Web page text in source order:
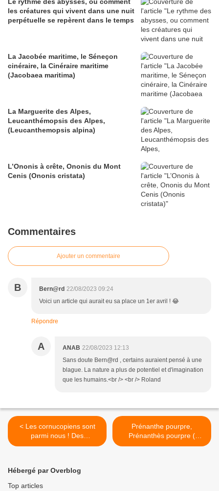
les créatures qui vivent dans une nuit
perpétuelle se repèrent dans le temps
La Jacobée maritime, le Séneçon
cinéraire, la Cinéraire maritime
(Jacobaea maritima)
La Marguerite des Alpes,
Leucanthémopsis des Alpes,
(Leucanthemopsis alpina)
L’Ononis à crête, Ononis du Mont
Cenis (Ononis cristata)
Commentaires
Ajouter un commentaire
B Bern@rd 22/08/2023 09:24
Voici un article qui aurait eu sa place un 1er avril ! 😂
Répondre
A ANAB 22/08/2023 12:13
Sans doute Bern@rd , certains auraient pensé à une
blague. La nature a plus de potentiel et d'imagination
que les humains.<br /> <br /> Roland
< Les cornucopiens sont
parmi nous ! Des
exemples!!
Prénanthe pourpre,
Prénanthès pourpre (
Prenanthes purpurea) >
Hébergé par Overblog
Top articles